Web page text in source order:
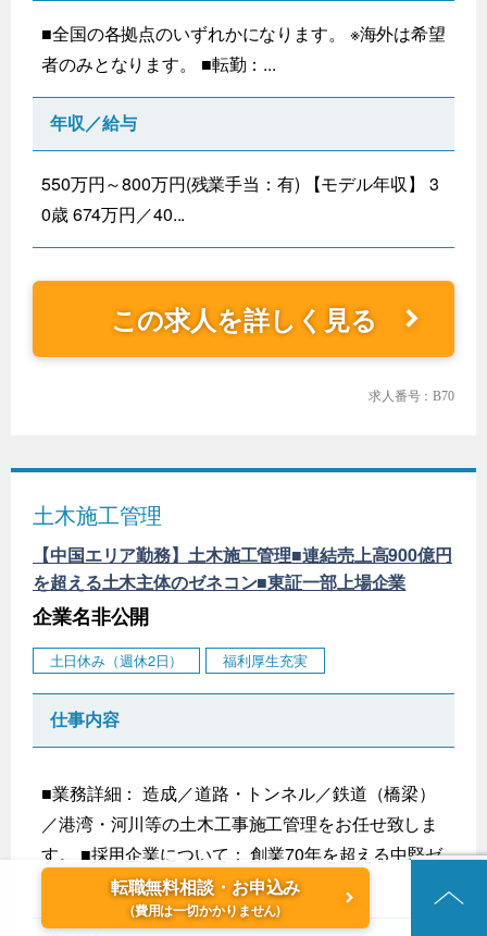
■全国の各拠点のいずれかになります。 ※海外は希望
者のみとなります。 ■転勤：...
年収／給与
550万円～800万円(残業手当：有) 【モデル年収】 3
0歳 674万円／40...
この求人を詳しく見る
求人番号：B70
土木施工管理
【中国エリア勤務】土木施工管理■連結売上高900億円
を超える土木主体のゼネコン■東証一部上場企業
企業名非公開
土日休み（週休2日） 福利厚生充実
仕事内容
■業務詳細： 造成／道路・トンネル／鉄道（橋梁）
／港湾・河川等の土木工事施工管理をお任せ致しま
す。 ■採用企業について： 創業70年を超える中堅ゼ
ネコン会社で...転職無料相談・お申込み
(費用は一切かかりません)